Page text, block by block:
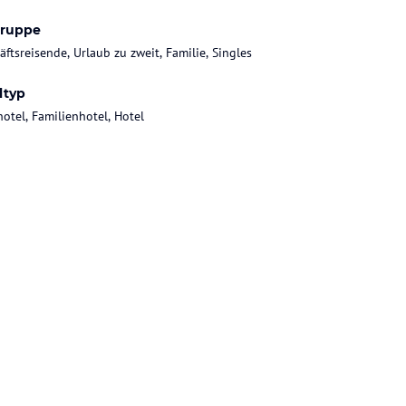
Urlaub zu zweit, Familie, Singles
Familienhotel, Hotel